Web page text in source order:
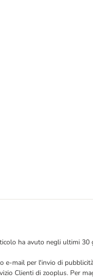
ha avuto negli ultimi 30
e-mail per l'invio di
Clienti di zooplus. Per